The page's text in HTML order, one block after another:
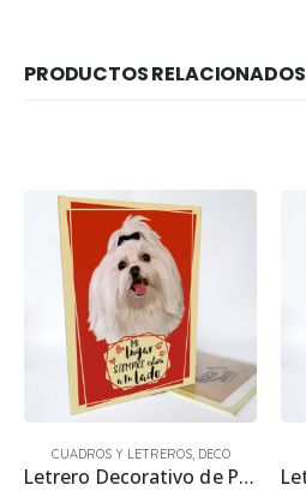
PRODUCTOS RELACIONADOS
CUADROS Y LETREROS, DECO
Letrero Decorativo de Perro Bichón Maltés 30×22.5 cms